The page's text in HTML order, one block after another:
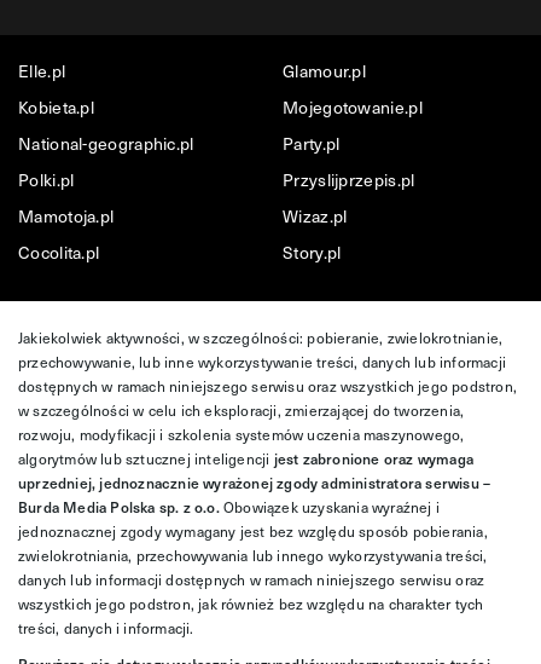
Elle.pl
Glamour.pl
Kobieta.pl
Mojegotowanie.pl
National-geographic.pl
Party.pl
Polki.pl
Przyslijprzepis.pl
Mamotoja.pl
Wizaz.pl
Cocolita.pl
Story.pl
Jakiekolwiek aktywności, w szczególności: pobieranie, zwielokrotnianie,
przechowywanie, lub inne wykorzystywanie treści, danych lub informacji
dostępnych w ramach niniejszego serwisu oraz wszystkich jego podstron,
w szczególności w celu ich eksploracji, zmierzającej do tworzenia,
rozwoju, modyfikacji i szkolenia systemów uczenia maszynowego,
algorytmów lub sztucznej inteligencji jest zabronione oraz wymaga
uprzedniej, jednoznacznie wyrażonej zgody administratora serwisu –
Burda Media Polska sp. z o.o.Obowiązek uzyskania wyraźnej i
jednoznacznej zgody wymagany jest bez względu sposób pobierania,
zwielokrotniania, przechowywania lub innego wykorzystywania treści,
danych lub informacji dostępnych w ramach niniejszego serwisu oraz
wszystkich jego podstron, jak również bez względu na charakter tych
treści, danych i informacji.